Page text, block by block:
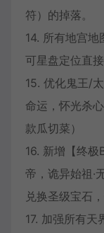
符）的掉落。
14. 所有地宫
可星盘定位直
15. 优化鬼王/
命运，怀光杀
款瓜切菜）
16. 新增【终极
帝，诡异始祖·
兑换圣级宝石
17. 加强所有天